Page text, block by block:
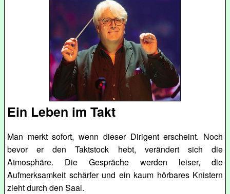
Ein Leben im Takt
Man merkt sofort, wenn dieser Dirigent erscheint. Noch
bevor er den Taktstock hebt, verändert sich die
Atmosphäre. Die Gespräche werden leiser, die
Aufmerksamkeit schärfer und ein kaum hörbares Knistern
zieht durch den Saal.